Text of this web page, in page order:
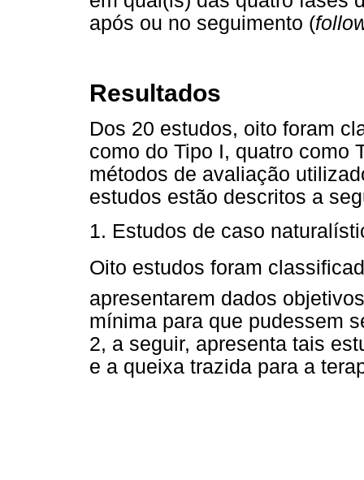
após ou no seguimento (
Resultados
Dos 20 estudos, oito foram
como do Tipo I, quatro como
métodos de avaliação
estudos estão descritos a
1. Estudos de caso
Oito estudos foram
apresentarem dados
mínima para que pudessem
2, a seguir, apresenta tais
e a queixa trazida para a